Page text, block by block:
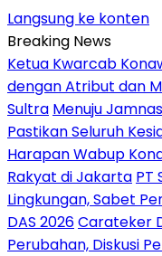
Langsung ke konten
Breaking News
Ketua Kwarcab
dengan Atribut dan
Sultra Menuju
Pastikan Seluruh
Harapan Wabup
Rakyat di Jakarta PT
Lingkungan, Sabet
DAS 2026Carateker
Perubahan, Diskusi